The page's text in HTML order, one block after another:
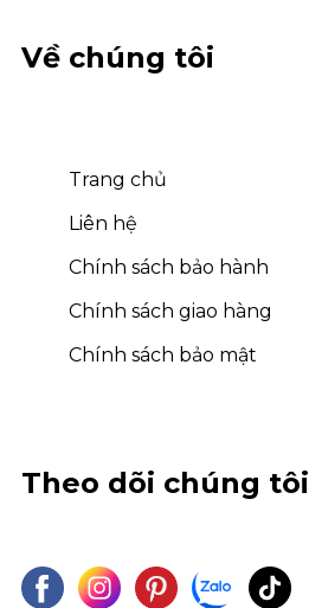
Theo dõi chúng tôi
Về chúng tôi
Trang chủ
Liên hệ
Chính sách bảo hành
Chính sách giao hàng
Chính sách bảo mật